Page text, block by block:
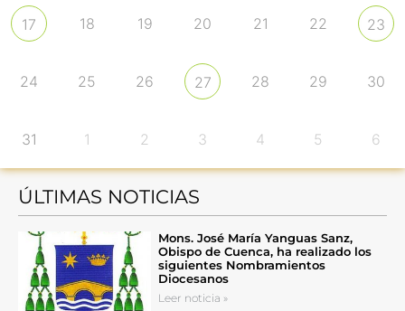
17 18 19 20 21 22 23
24 25 26 27 28 29 30
31 1 2 3 4 5 6
ÚLTIMAS NOTICIAS
Mons. José María Yanguas Sanz,
Obispo de Cuenca, ha realizado los
siguientes Nombramientos
Diocesanos
Leer noticia »